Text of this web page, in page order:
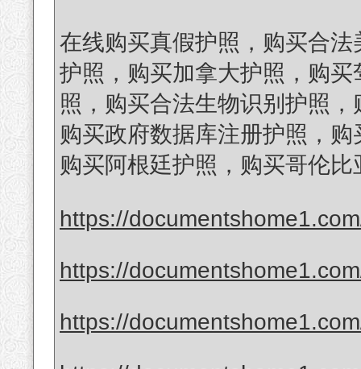
在线购买真假护照，购买合
护照，购买加拿大护照，购
照，购买合法生物识别护照
购买政府数据库注册护照，
购买阿根廷护照，购买哥伦比
https://
https://
https://